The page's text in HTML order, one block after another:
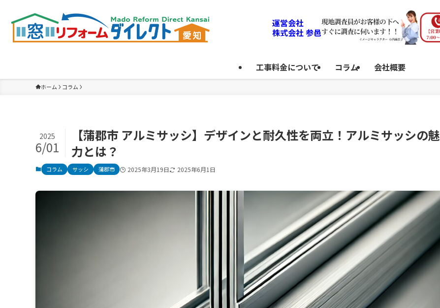
工事料金について コラム 会社概要
運営会社
株式会社 参邑
ホーム コラム
【蒲郡市 アルミサッシ】デザインと耐久性を両立！アルミサッシの魅
力とは？
2025
6/01
コラム サッシ 蒲郡市 2025年3月19日 2025年6月1日